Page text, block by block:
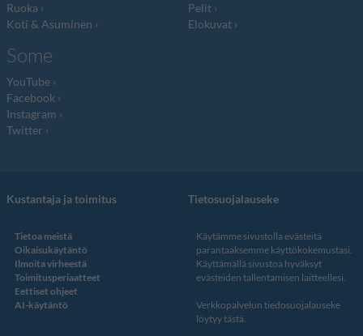
Ruoka
Koti & Asuminen
Pelit
Elokuvat
Some
YouTube
Facebook
Instagram
Twitter
Kustantaja ja toimitus
Tietoa meistä
Oikaisukäytäntö
Ilmoita virheestä
Toimitusperiaatteet
Eettiset ohjeet
AI-käytäntö
Tietosuojalauseke
Käytämme sivustolla evästeitä
parantaaksemme käyttökokemustasi.
Käyttämällä sivustoa hyväksyt
evästeiden tallentamisen laitteellesi.
Verkkopalvelun tiedosuojalauseke
löytyy tästä.